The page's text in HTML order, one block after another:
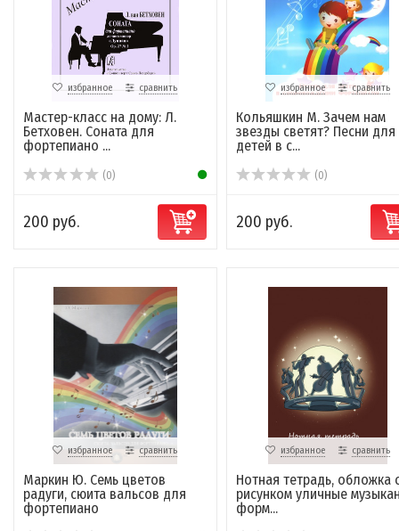
избранное сравнить
Мастер-класс на дому: Л.
Бетховен. Соната для
фортепиано ...
(0)
200 руб.
избранное сравнить
Кольяшкин М. Зачем нам
звезды светят? Песни для
детей в с...
(0)
200 руб.
избранное сравнить
Маркин Ю. Семь цветов
радуги, сюита вальсов для
фортепиано
избранное сравнить
Нотная тетрадь, обложка
рисунком уличные
форм...